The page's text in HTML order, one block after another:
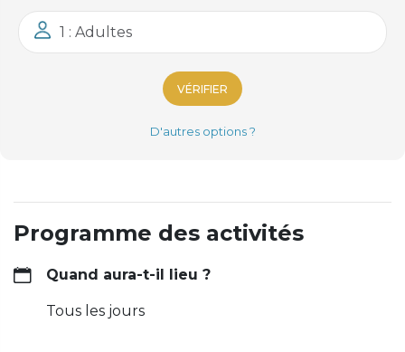
1 : Adultes
VÉRIFIER
D'autres options ?
Programme des activités
Quand aura-t-il lieu ?
Tous les jours